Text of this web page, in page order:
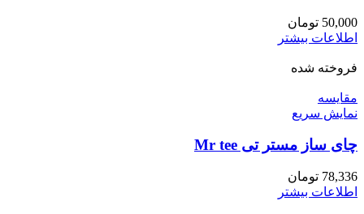
50,000 تومان
اطلاعات بیشتر
فروخته شده
مقايسه
نمایش سریع
چای ساز مستر تی Mr tee
78,336 تومان
اطلاعات بیشتر